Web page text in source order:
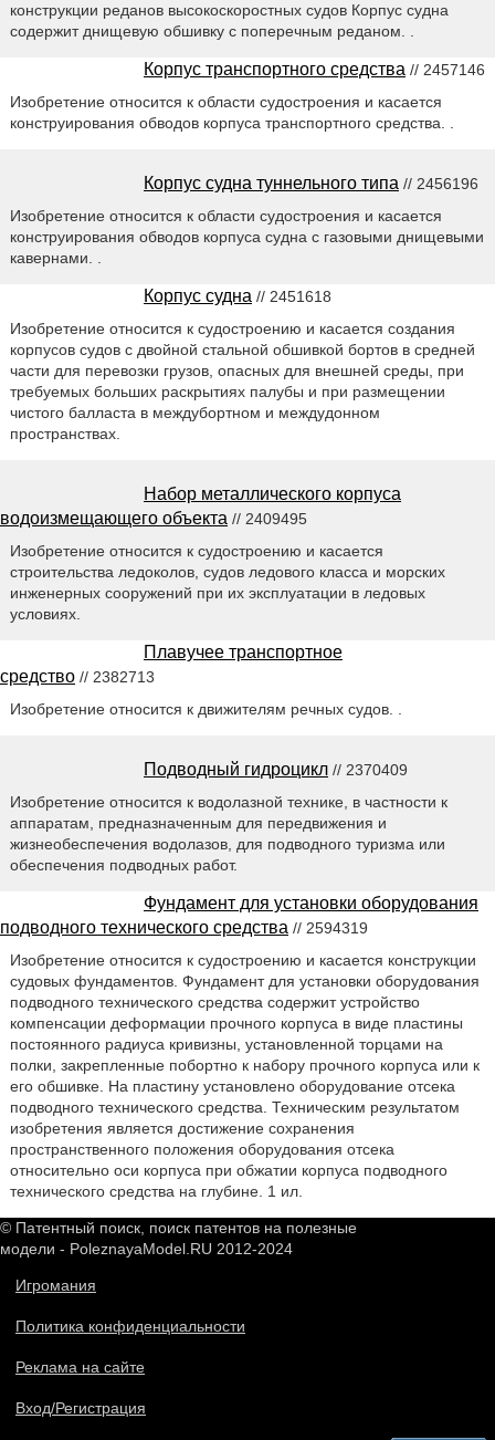
конструкции реданов высокоскоростных судов Корпус судна
содержит днищевую обшивку с поперечным реданом. .
Корпус транспортного средства // 2457146
Изобретение относится к области судостроения и касается
конструирования обводов корпуса транспортного средства. .
Корпус судна туннельного типа // 2456196
Изобретение относится к области судостроения и касается
конструирования обводов корпуса судна с газовыми днищевыми
кавернами. .
Корпус судна // 2451618
Изобретение относится к судостроению и касается создания
корпусов судов с двойной стальной обшивкой бортов в средней
части для перевозки грузов, опасных для внешней среды, при
требуемых больших раскрытиях палубы и при размещении
чистого балласта в междубортном и междудонном
пространствах.
Набор металлического корпуса
водоизмещающего объекта // 2409495
Изобретение относится к судостроению и касается
строительства ледоколов, судов ледового класса и морских
инженерных сооружений при их эксплуатации в ледовых
условиях.
Плавучее транспортное
средство // 2382713
Изобретение относится к движителям речных судов. .
Подводный гидроцикл // 2370409
Изобретение относится к водолазной технике, в частности к
аппаратам, предназначенным для передвижения и
жизнеобеспечения водолазов, для подводного туризма или
обеспечения подводных работ.
Фундамент для установки оборудования
подводного технического средства // 2594319
Изобретение относится к судостроению и касается конструкции
судовых фундаментов. Фундамент для установки оборудования
подводного технического средства содержит устройство
компенсации деформации прочного корпуса в виде пластины
постоянного радиуса кривизны, установленной торцами на
полки, закрепленные побортно к набору прочного корпуса или к
его обшивке. На пластину установлено оборудование отсека
подводного технического средства. Техническим результатом
изобретения является достижение сохранения
пространственного положения оборудования отсека
относительно оси корпуса при обжатии корпуса подводного
технического средства на глубине. 1 ил.
© Патентный поиск, поиск патентов на полезные
модели - PoleznayaModel.RU 2012-2024
Игромания
Политика конфиденциальности
Реклама на сайте
Вход/Регистрация